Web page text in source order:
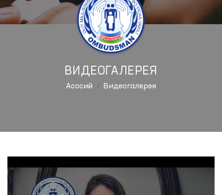
ВИДЕОГАЛЕРЕЯ
Aсосий Видеогалерея